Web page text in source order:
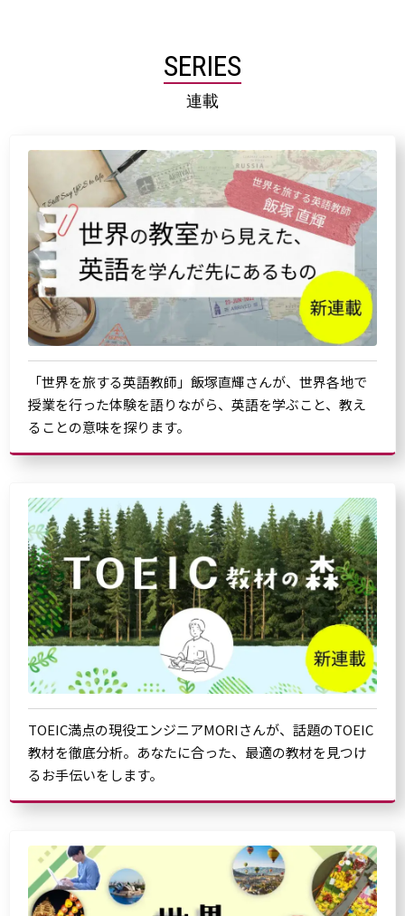
SERIES
連載
「世界を旅する英語教師」飯塚直輝さんが、世界各地で
授業を行った体験を語りながら、英語を学ぶこと、教え
ることの意味を探ります。
TOEIC満点の現役エンジニアMORIさんが、話題のTOEIC
教材を徹底分析。あなたに合った、最適の教材を見つけ
るお手伝いをします。